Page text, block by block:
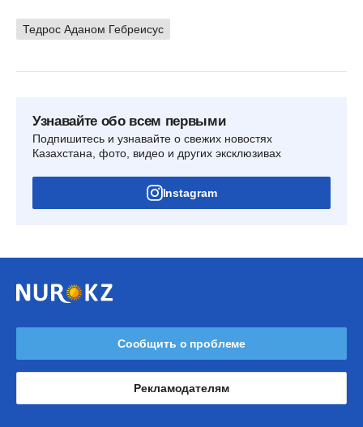
Тедрос Аданом Гебреисус
Узнавайте обо всем первыми
Подпишитесь и узнавайте о свежих новостях
Казахстана, фото, видео и других эксклюзивах
Instagram
Сообщить о проблеме
Рекламодателям